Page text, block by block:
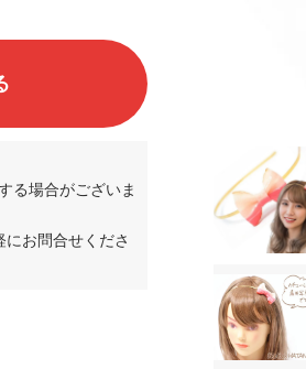
る場合がございま
にお問合せくださ